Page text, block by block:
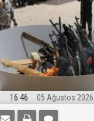
16:46 05 Ağustos 2026